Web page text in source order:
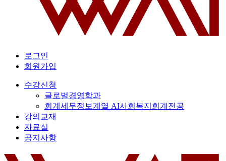
로그인
회원가입
수강신청
글로벌경영학과
회계세무정보계열 AI사회복지회계전공
강의교재
자료실
공지사항